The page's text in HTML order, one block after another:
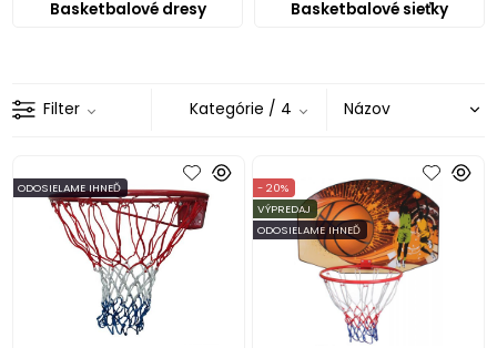
Basketbalové dresy Basketbalové sieťky
Filter Kategórie / 4
ODOSIELAME IHNEĎ
- 20%
VÝPREDAJ
ODOSIELAME IHNEĎ